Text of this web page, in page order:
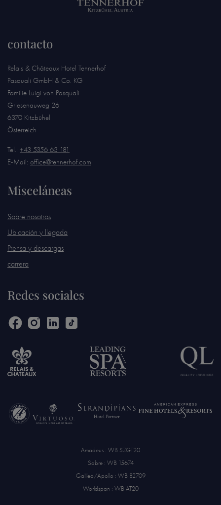
contacto
Relais & Châteaux Hotel Tennerhof
Pasquali GmbH & Co. KG
Familie Luigi von Pasquali
Griesenauweg 26
6370 Kitzbühel
Österreich
Tel.: +43 5356 63 181
E-Mail: office@tennerhof.com
Misceláneas
Sobre nosotros
Ubicación y llegada
Prensa y descargas
carrera
Redes sociales
Amadeus : WB SZGT20
Sabre : WB 15674
Galileo/Apollo : WB 82709
Worldspan : WB AT20